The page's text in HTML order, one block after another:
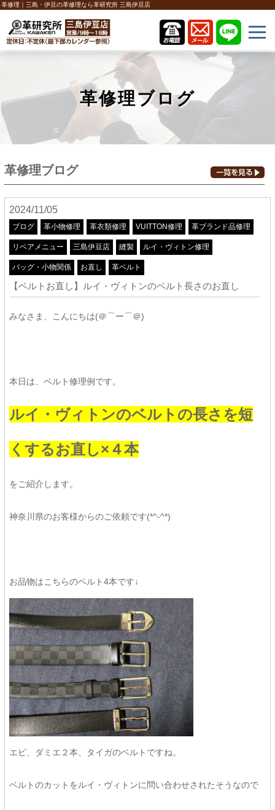
革修理｜三島・伊豆の革修理なら革研究所 三島伊豆店
革修理ブログ
革修理ブログ
2024/11/05
ブログ 革小物修理 革衣類修理 VUITTON修理 革ブランド品修理
リペアメニュー 三島伊豆店 縫製 ルイ・ヴィトン修理
バッグ・小物関係 お直し 革ベルト
【ベルトお直し】ルイ・ヴィトンのベルト長さのお直し
みなさま、こんにちは(＠⌒ー⌒＠)
本日は、ベルト修理例です。
ルイ・ヴィトンのベルトの長さを短
くするお直し×４本
をご紹介します。
神奈川県のお客様からのご依頼です(*^-^*)
お品物はこちらのベルト4本です↓
エピ、ダミエ２本、タイガのベルトですね。
ベルトのカットをルイ・ヴィトンに問い合わせされたそうなので